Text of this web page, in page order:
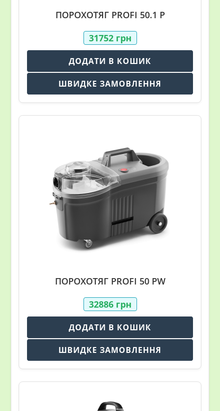
ПОРОХОТЯГ PROFI 50.1 P
31752 грн
ДОДАТИ В КОШИК
ШВИДКЕ ЗАМОВЛЕННЯ
ПОРОХОТЯГ PROFI 50 PW
32886 грн
ДОДАТИ В КОШИК
ШВИДКЕ ЗАМОВЛЕННЯ